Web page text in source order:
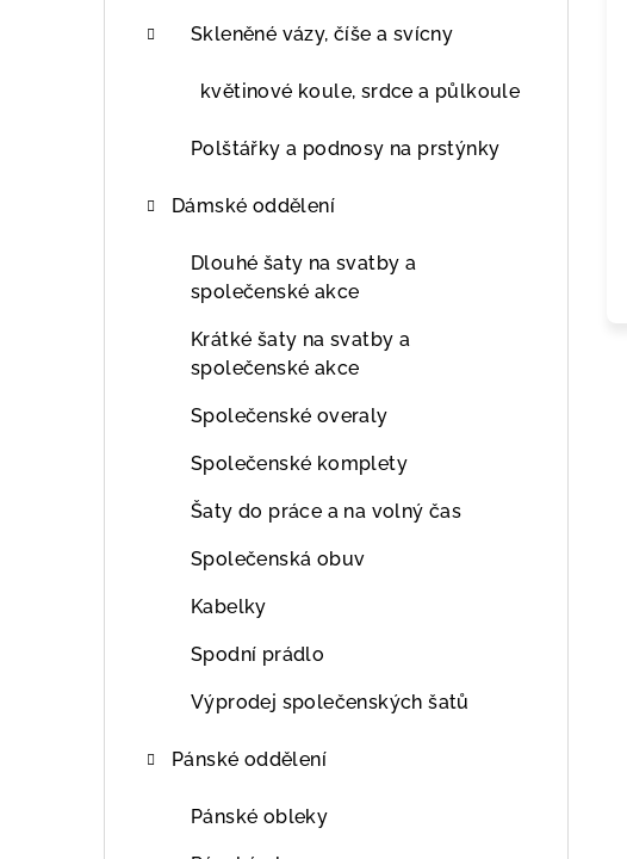
Skleněné vázy, číše a svícny
květinové koule, srdce a půlkoule
Polštářky a podnosy na prstýnky
Dámské oddělení
Dlouhé šaty na svatby a
společenské akce
Krátké šaty na svatby a
společenské akce
Společenské overaly
Společenské komplety
Šaty do práce a na volný čas
Společenská obuv
Kabelky
Spodní prádlo
Výprodej společenských šatů
Pánské oddělení
Pánské obleky